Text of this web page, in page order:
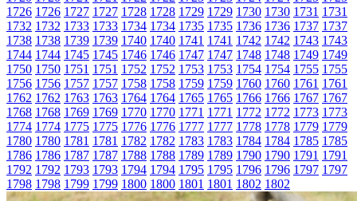
1726 1726 1727 1727 1728 1728 1729 1729 1730 1730 1731 1731
1732 1732 1733 1733 1734 1734 1735 1735 1736 1736 1737 1737
1738 1738 1739 1739 1740 1740 1741 1741 1742 1742 1743 1743
1744 1744 1745 1745 1746 1746 1747 1747 1748 1748 1749 1749
1750 1750 1751 1751 1752 1752 1753 1753 1754 1754 1755 1755
1756 1756 1757 1757 1758 1758 1759 1759 1760 1760 1761 1761
1762 1762 1763 1763 1764 1764 1765 1765 1766 1766 1767 1767
1768 1768 1769 1769 1770 1770 1771 1771 1772 1772 1773 1773
1774 1774 1775 1775 1776 1776 1777 1777 1778 1778 1779 1779
1780 1780 1781 1781 1782 1782 1783 1783 1784 1784 1785 1785
1786 1786 1787 1787 1788 1788 1789 1789 1790 1790 1791 1791
1792 1792 1793 1793 1794 1794 1795 1795 1796 1796 1797 1797
1798 1798 1799 1799 1800 1800 1801 1801 1802 1802